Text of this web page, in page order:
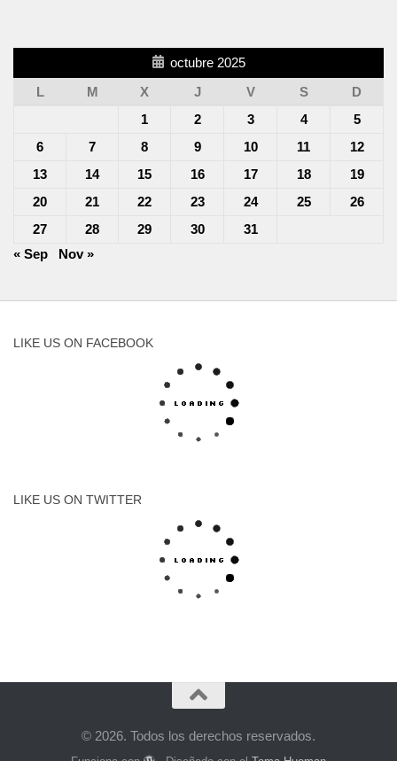
octubre 2025
L
M X J V S
D
1
2 3 4
5
6
7 8 9 10 11
12
13
14 15 16 17 18
19
20
21 22 23 24 25
26
27
28 29 30
31
« Sep
Nov »
LIKE US ON FACEBOOK
LIKE US ON TWITTER
© 2026. Todos los derechos reservados.